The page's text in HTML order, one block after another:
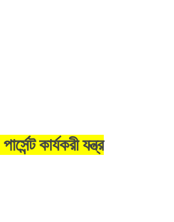
কার্যকরী যন্ত্র